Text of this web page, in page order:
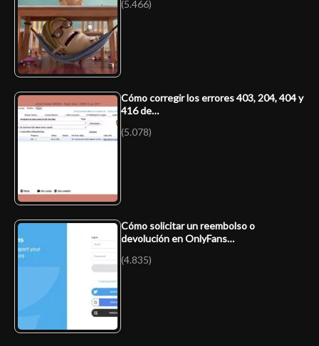
(5.466)
Cómo corregir los errores 403, 204, 404 y
416 de…
(5.078)
Cómo solicitar un reembolso o
devolución en OnlyFans…
(4.835)